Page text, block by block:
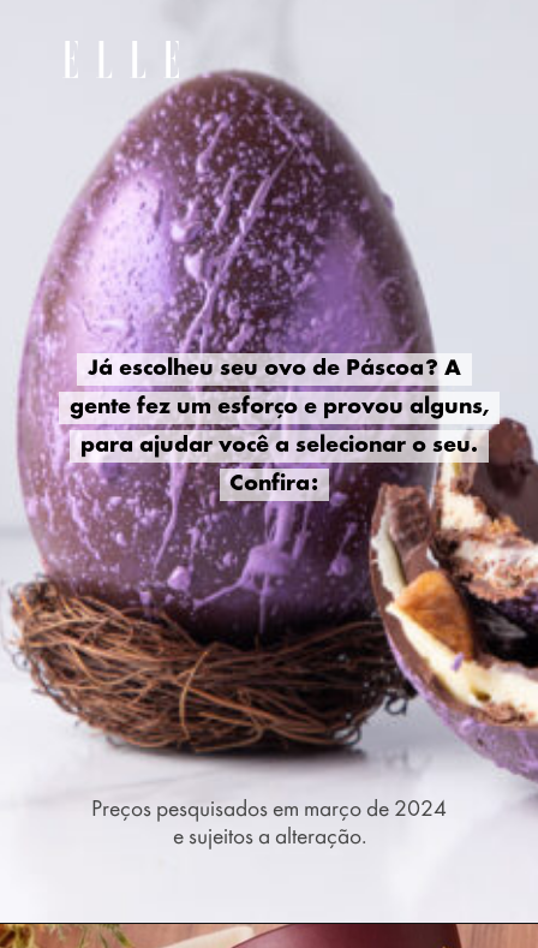
Já escolheu seu ovo de Páscoa? A
gente fez um esforço e provou alguns,
para ajudar você a selecionar o seu.
Confira:
Já escolheu seu ovo de Páscoa? A
gente fez um esforço e provou alguns,
para ajudar você a selecionar o seu.
Confira:
Preços pesquisados em março de 2024
e sujeitos a alteração.